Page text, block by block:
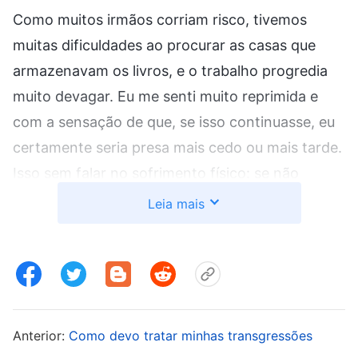
Como muitos irmãos corriam risco, tivemos
muitas dificuldades ao procurar as casas que
armazenavam os livros, e o trabalho progredia
muito devagar. Eu me senti muito reprimida e
com a sensação de que, se isso continuasse, eu
certamente seria presa mais cedo ou mais tarde.
Isso sem falar no sofrimento físico: se não
conseguisse suportar a tortura e acabasse me
em mente, senti-me muito fraca e achei que esse
Leia mais
Anterior: Como devo tratar minhas transgressões